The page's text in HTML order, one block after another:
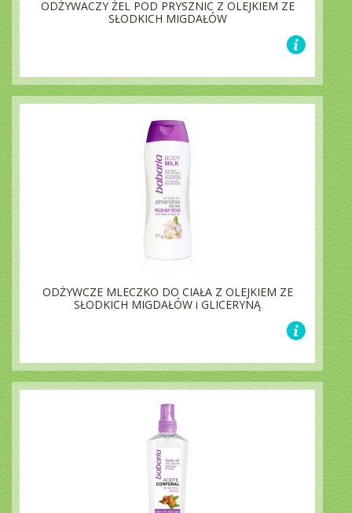
ODŻYWACZY ŻEL POD PRYSZNIC Z OLEJKIEM ZE
SŁODKICH MIGDAŁÓW
ODŻYWCZE MLECZKO DO CIAŁA Z OLEJKIEM ZE
SŁODKICH MIGDAŁÓW i GLICERYNĄ